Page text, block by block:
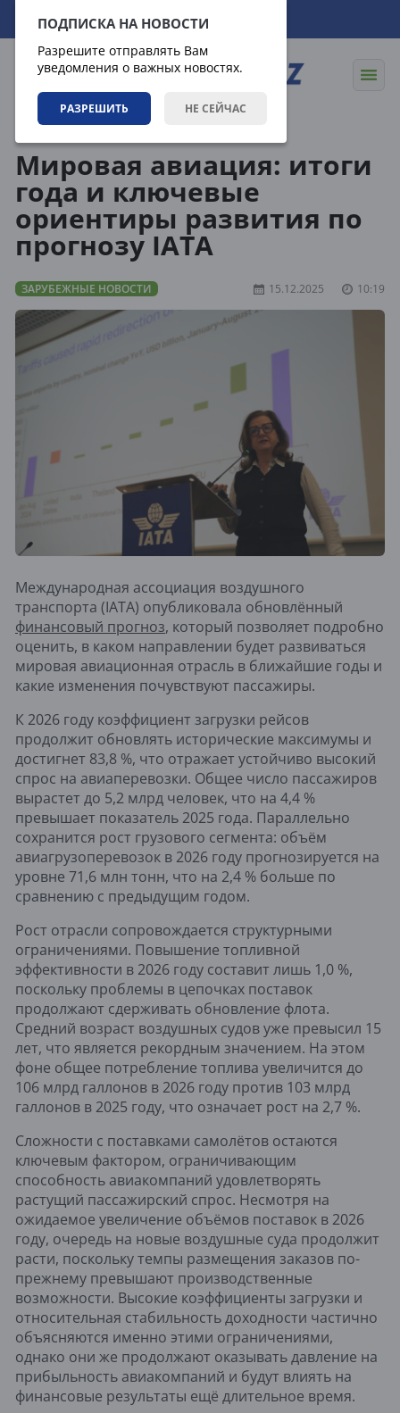
ПОДПИСКА НА НОВОСТИ
Разрешите отправлять Вам
уведомления о важных новостях.
РАЗРЕШИТЬ НЕ СЕЙЧАС
06.08.2026 11:45:26
Мировая авиация: итоги
года и ключевые
ориентиры развития по
прогнозу IATA
ЗАРУБЕЖНЫЕ НОВОСТИ 15.12.2025 10:19
Международная ассоциация воздушного
транспорта (IATA) опубликовала обновлённый
финансовый прогноз, который позволяет подробно
оценить, в каком направлении будет развиваться
мировая авиационная отрасль в ближайшие годы и
какие изменения почувствуют пассажиры.
К 2026 году коэффициент загрузки рейсов
продолжит обновлять исторические максимумы и
достигнет 83,8 %, что отражает устойчиво высокий
спрос на авиаперевозки. Общее число пассажиров
вырастет до 5,2 млрд человек, что на 4,4 %
превышает показатель 2025 года. Параллельно
сохранится рост грузового сегмента: объём
авиагрузоперевозок в 2026 году прогнозируется на
уровне 71,6 млн тонн, что на 2,4 % больше по
сравнению с предыдущим годом.
Рост отрасли сопровождается структурными
ограничениями. Повышение топливной
эффективности в 2026 году составит лишь 1,0 %,
поскольку проблемы в цепочках поставок
продолжают сдерживать обновление флота.
Средний возраст воздушных судов уже превысил 15
лет, что является рекордным значением. На этом
фоне общее потребление топлива увеличится до
106 млрд галлонов в 2026 году против 103 млрд
галлонов в 2025 году, что означает рост на 2,7 %.
Сложности с поставками самолётов остаются
ключевым фактором, ограничивающим
способность авиакомпаний удовлетворять
растущий пассажирский спрос. Несмотря на
ожидаемое увеличение объёмов поставок в 2026
году, очередь на новые воздушные суда продолжит
расти, поскольку темпы размещения заказов по-
прежнему превышают производственные
возможности. Высокие коэффициенты загрузки и
относительная стабильность доходности частично
объясняются именно этими ограничениями,
однако они же продолжают оказывать давление на
прибыльность авиакомпаний и будут влиять на
финансовые результаты ещё длительное время.